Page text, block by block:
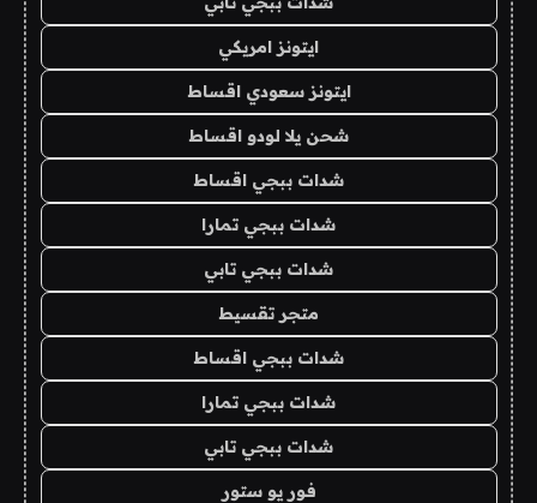
ايتونز امريكي
ايتونز سعودي اقساط
شحن يلا لودو اقساط
شدات ببجي اقساط
شدات ببجي تمارا
شدات ببجي تابي
متجر تقسيط
شدات ببجي اقساط
شدات ببجي تمارا
شدات ببجي تابي
فور يو ستور